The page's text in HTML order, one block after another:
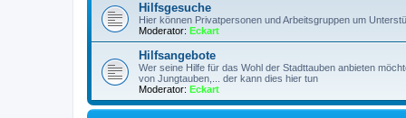
Hilfsgesuche
Hier können Privatpersonen und Arbeitsgruppen um
Moderator: Eckart
Hilfsangebote
Wer seine Hilfe für das Wohl der Stadttauben anbieten
von Jungtauben,... der kann dies hier tun
Moderator: Eckart